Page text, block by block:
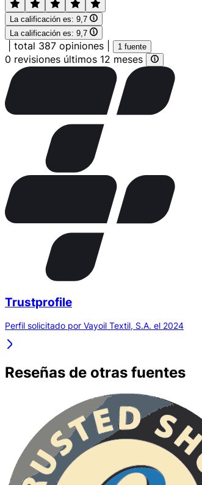
La calificación es: 9,7
La calificación es: 9,7
total 387 opiniones 1 fuente
0 revisiones últimos 12 meses
Trustprofile
Perfil solicitado por Vayoil Textil, S.A. el 2024
Reseñas de otras fuentes